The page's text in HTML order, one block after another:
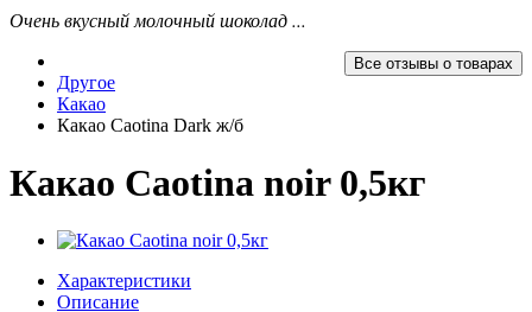
Очень вкусный молочный шоколад ...
Все отзывы о товарах
Другое
Какао
Какао Caotina Dark ж/б
Какао Caotina noir 0,5кг
Характеристики
Описание